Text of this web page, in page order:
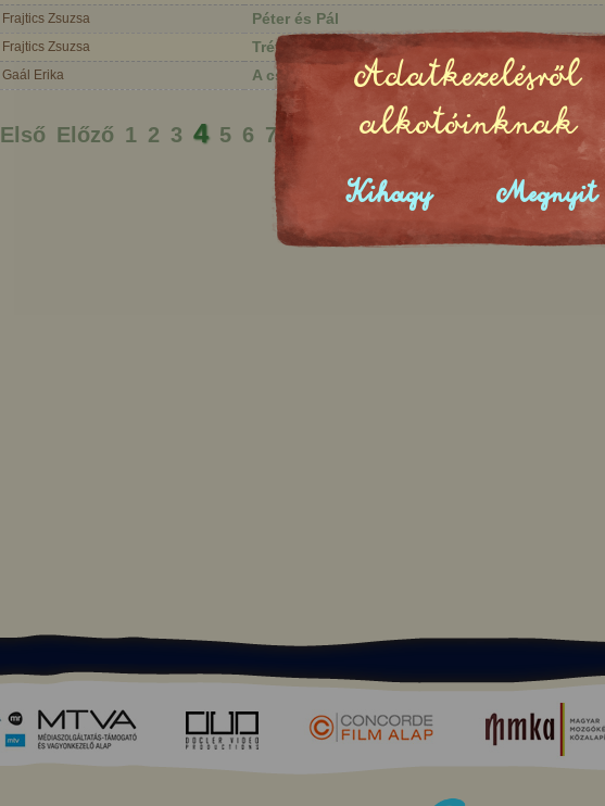
Frajtics Zsuzsa Péter és Pál
Frajtics Zsuzsa Tréfás farkas
Gaál Erika A csókaleányok
Első Előző 1 2 3 4 5 6 7 8 Következő Utolsó
Mátyás király bent járt
Bécsben
Az elátkozott kastély
Adatkezelésről
alkotóinknak
Kihagy Megnyit